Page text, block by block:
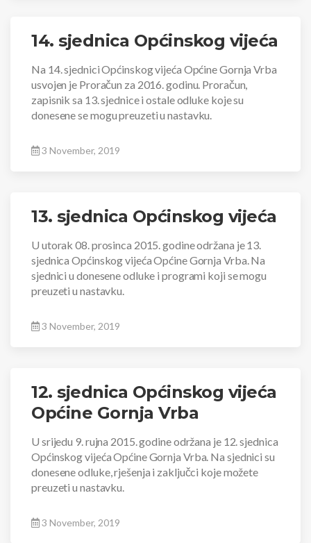
14. sjednica Općinskog vijeća
Na 14. sjednici Općinskog vijeća Općine Gornja Vrba
usvojen je Proračun za 2016. godinu. Proračun,
zapisnik sa 13. sjednice i ostale odluke koje su
donesene se mogu preuzeti u nastavku.
3 November, 2019
13. sjednica Općinskog vijeća
U utorak 08. prosinca 2015. godine održana je 13.
sjednica Općinskog vijeća Općine Gornja Vrba. Na
sjednici u donesene odluke i programi koji se mogu
preuzeti u nastavku.
3 November, 2019
12. sjednica Općinskog vijeća
Općine Gornja Vrba
U srijedu 9. rujna 2015. godine održana je 12. sjednica
Općinskog vijeća Općine Gornja Vrba. Na sjednici su
donesene odluke, rješenja i zaključci koje možete
preuzeti u nastavku.
3 November, 2019